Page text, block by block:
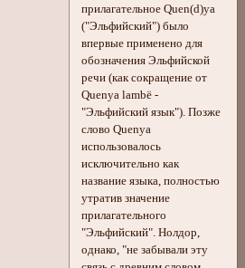
прилагательное Quen(d)ya
("Эльфийский") было
впервые применено для
обозначения Эльфийской
речи (как сокращение от
Quenya lambë -
"Эльфийский язык"). Позже
слово Quenya
использовалось
исключительно как
название языка, полностью
утратив значение
прилагательного
"Эльфийский". Нолдор,
однако, "не забывали эту